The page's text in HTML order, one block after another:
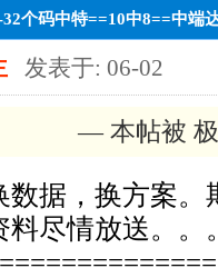
个码中特==10中8==中端
发表于: 06-02
— 本帖被
数据，换方案。
料尽情放送。。